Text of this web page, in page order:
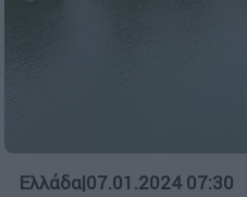
Ελλάδα|07.01.2024 07:30